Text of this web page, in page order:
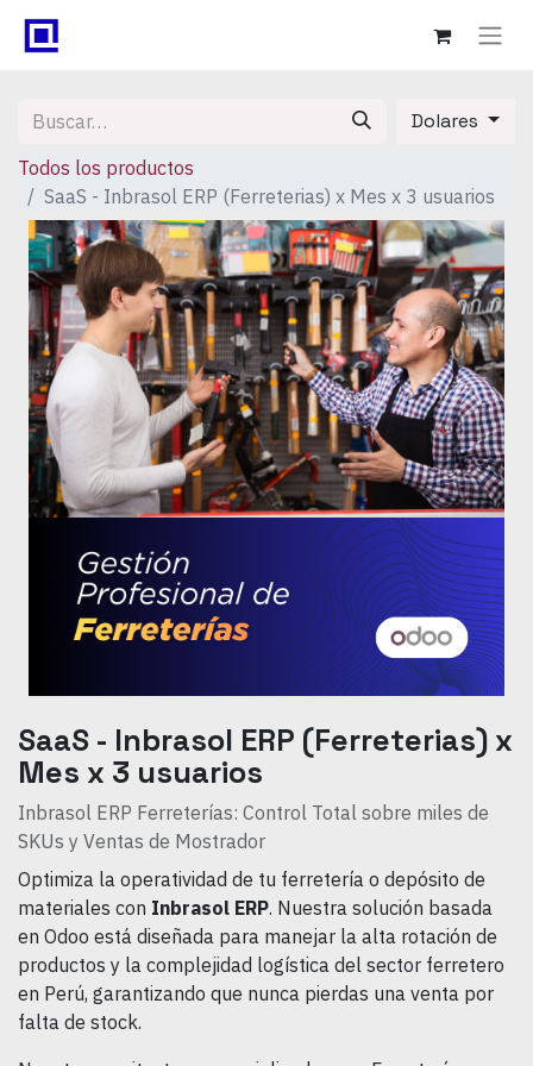
Dolares
Todos los productos
SaaS - Inbrasol ERP (Ferreterias) x Mes x 3 usuarios
SaaS - Inbrasol ERP (Ferreterias) x
Mes x 3 usuarios
Inbrasol ERP Ferreterías: Control Total sobre miles de
SKUs y Ventas de Mostrador
Optimiza la operatividad de tu ferretería o depósito de
materiales con Inbrasol ERP. Nuestra solución basada
en Odoo está diseñada para manejar la alta rotación de
productos y la complejidad logística del sector ferretero
en Perú, garantizando que nunca pierdas una venta por
falta de stock.